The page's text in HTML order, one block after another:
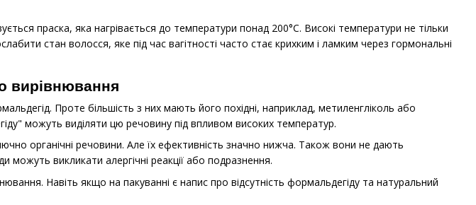
праска, яка нагрівається до температури понад 200°C. Високі температури не тільки
стан волосся, яке під час вагітності часто стає крихким і ламким через гормональні
вирівнювання
Проте більшість з них мають його похідні, наприклад, метиленгліколь або
можуть виділяти цю речовину під впливом високих температур.
органічні речовини. Але їх ефективність значно нижча. Також вони не дають
можуть викликати алергічні реакції або подразнення.
Навіть якщо на пакуванні є напис про відсутність формальдегіду та натуральний